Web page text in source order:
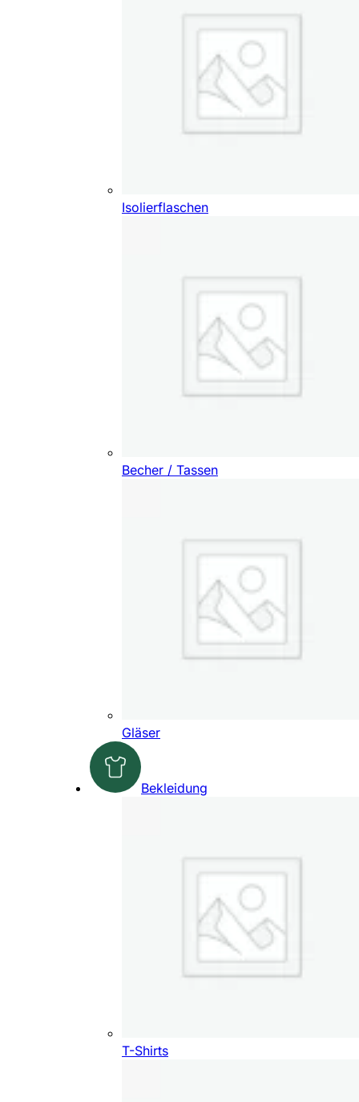
Isolierflaschen
Becher / Tassen
Gläser
Bekleidung
T-Shirts